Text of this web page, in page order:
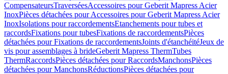
CompensateursTraverséesAccessoires pour Geberit Mapress Acier
InoxPièces détachées pour Accessoires pour Geberit Mapress Acier
InoxIsolations pour raccordementsEtanchements pour tubes et
raccordsFixations pour tubesFixations de raccordementsPièces
détachées pour Fixations de raccordementsJoints d'étanchéitéJeux de
vis pour assemblages à brideGeberit Mapress ThermTubes
ThermRaccordsPièces détachées pour RaccordsManchonsPièces
détachées pour ManchonsRéductionsPièces détachées pour